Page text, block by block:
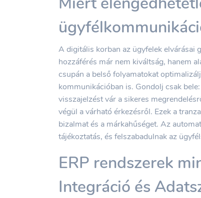
A digitális korban az ügyfelek elvárásai
hozzáférés már nem kiváltság, hanem
csupán a belső folyamatokat
kommunikációban is. Gondolj csak
visszajelzést vár a sikeres
végül a várható érkezésről. Ezek a
bizalmat és a márkahűséget. Az
tájékoztatás, és felszabadulnak az
ERP rendszerek
Integráció és